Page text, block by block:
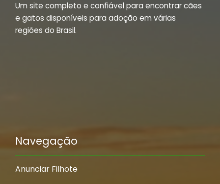
Um site completo e confiável para encontrar cães
e gatos disponíveis para adoção em várias
regiões do Brasil.
Navegação
Anunciar Filhote